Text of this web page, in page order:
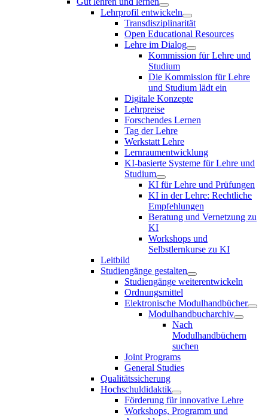
Lehrprofil entwickeln
Transdisziplinarität
Open Educational Resources
Lehre im Dialog
Kommission für Lehre und
Studium
Die Kommission für Lehre
und Studium lädt ein
Digitale Konzepte
Lehrpreise
Forschendes Lernen
Tag der Lehre
Werkstatt Lehre
Lernraumentwicklung
KI-basierte Systeme für Lehre und
Studium
KI für Lehre und Prüfungen
KI in der Lehre: Rechtliche
Empfehlungen
Beratung und Vernetzung zu
KI
Workshops und
Selbstlernkurse zu KI
Leitbild
Studiengänge gestalten
Studiengänge weiterentwickeln
Ordnungsmittel
Elektronische Modulhandbücher
Modulhandbucharchiv
Nach
Modulhandbüchern
suchen
Joint Programs
General Studies
Qualitätssicherung
Hochschuldidaktik
Förderung für innovative Lehre
Workshops, Programm und